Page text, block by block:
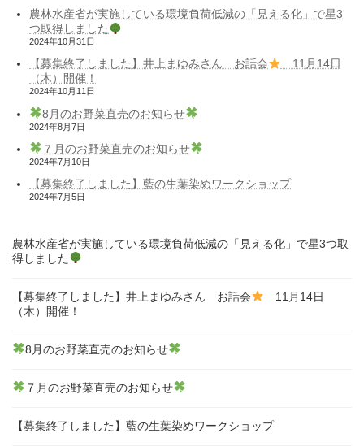
農林水産省が実施している環境負荷低減の「見える化」で星3
つ取得しました
2024年10月31日
【募集終了しました】井上まゆみさん お話会
11月14日
（木）開催！
2024年10月11日
8月のお野菜直売のお知らせ
2024年8月7日
７月のお野菜直売のお知らせ
2024年7月10日
【募集終了しました】藍の生葉染めワークショップ
2024年7月5日
農林水産省が実施している環境負荷低減の「見える化」で星3つ取
得しました
【募集終了しました】井上まゆみさん お話会
11月14日
（木）開催！
8月のお野菜直売のお知らせ
７月のお野菜直売のお知らせ
【募集終了しました】藍の生葉染めワークショップ